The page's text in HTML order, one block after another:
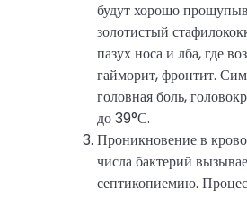
будут хорошо
золотистый
пазух носа и лба, где
гайморит, фронтит.
головная боль,
до 39°С.
Проникновение в
числа бактерий
септикопиемию.